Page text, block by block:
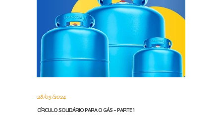
28/03/2024
CÍRCULO SOLIDÁRIO PARA O GÁS – PARTE 1